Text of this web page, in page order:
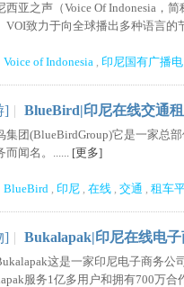
西亚之声（Voice Of Indonesia，
VOI致力于向全球播出多种语言的
Voice of Indonesia , 印尼国有广播
] | BlueBird|印尼在线交通
团(BlueBirdGroup)它是一家总
而闻名。...... [更多]
BlueBird , 印尼 , 在线 , 交通 , 租车
] | Bukalapak|印尼在线电
这是一家印尼电子商务公司
服务1亿多用户和拥有700万合